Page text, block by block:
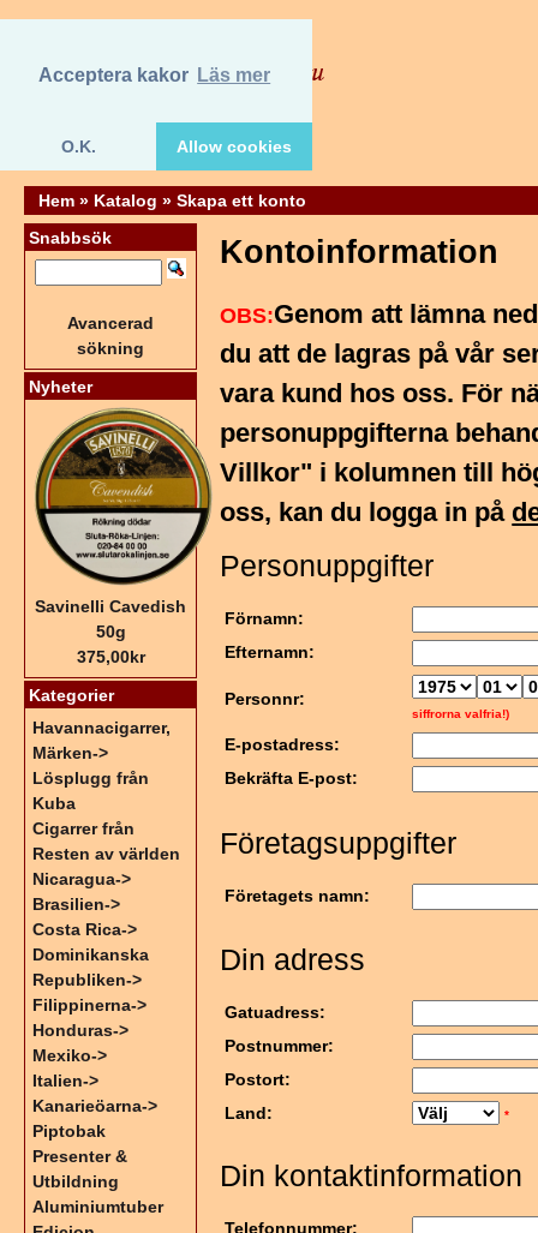
Acceptera kakor Läs mer
O.K. Allow cookies
Hem » Katalog » Skapa ett konto
Kontoinformation
OBS:Genom att lämna
du att de lagras på vår
vara kund hos oss. För
personuppgifterna
Villkor" i kolumnen till
oss, kan du logga in på
Personuppgifter
Förnamn:
Efternamn:
Personnr:
siffrorna valfria!)
E-postadress:
Bekräfta E-post:
Företagsuppgifter
Företagets namn:
Din adress
Gatuadress:
Postnummer:
Postort:
Land:
*
Din kontaktinformation
Telefonnummer:
Snabbsök
Avancerad
sökning
Nyheter
Savinelli Cavedish
50g
375,00kr
Kategorier
Havannacigarrer,
Märken->
Lösplugg från
Kuba
Cigarrer från
Resten av världen
Nicaragua->
Brasilien->
Costa Rica->
Dominikanska
Republiken->
Filippinerna->
Honduras->
Mexiko->
Italien->
Kanarieöarna->
Piptobak
Presenter &
Utbildning
Aluminiumtuber